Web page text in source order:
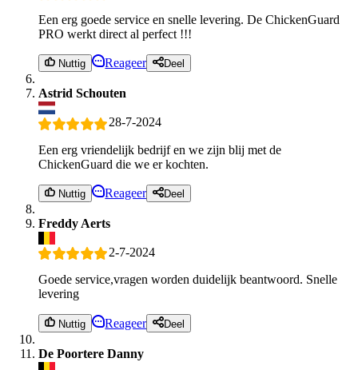
Een erg goede service en snelle levering. De ChickenGuard
PRO werkt direct al perfect !!!
Nuttig Reageer Deel
Astrid Schouten
28-7-2024
Een erg vriendelijk bedrijf en we zijn blij met de
ChickenGuard die we er kochten.
Nuttig Reageer Deel
Freddy Aerts
2-7-2024
Goede service,vragen worden duidelijk beantwoord. Snelle
levering
Nuttig Reageer Deel
De Poortere Danny